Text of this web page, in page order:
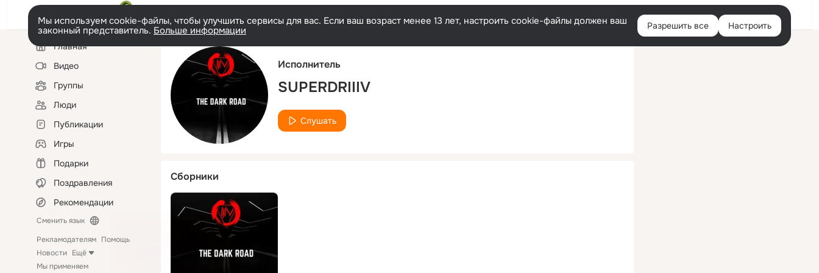
Русский Войти
Мы используем cookie-файлы, чтобы улучшить сервисы для вас. Если ваш возраст менее 13 лет, настроить cookie-файлы должен ваш
законный представитель. Больше информации Разрешить все Настроить
Левая
колонкаГлавная
Видео
Группы
Люди
Публикации
Игры
Подарки
Поздравления
Рекомендации
Сменить язык
Рекламодателям Помощь
Новости Ещё
Мы применяем
Исполнитель
SUPERDRIIIV
Слушать
Сборники